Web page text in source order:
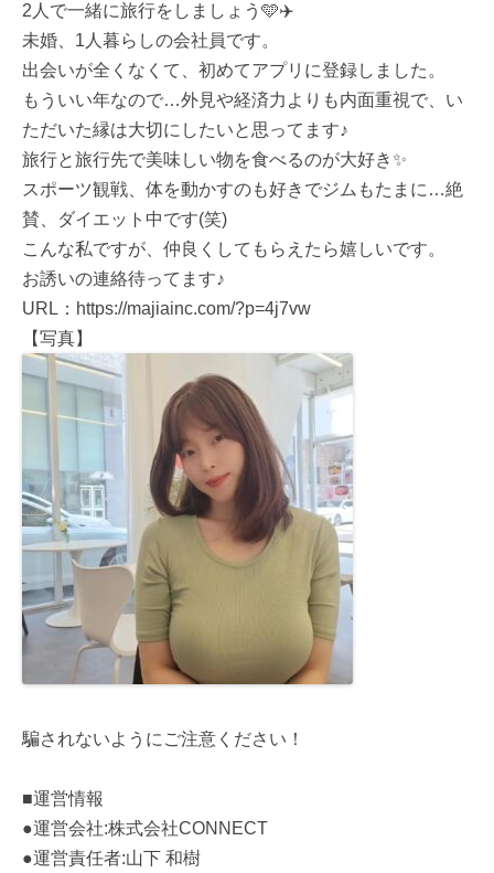
2人で一緒に旅行をしましょう🩵✈️
未婚、1人暮らしの会社員です。
出会いが全くなくて、初めてアプリに登録しました。
もういい年なので…外見や経済力よりも内面重視で、い
ただいた縁は大切にしたいと思ってます♪
旅行と旅行先で美味しい物を食べるのが大好き✨
スポーツ観戦、体を動かすのも好きでジムもたまに…絶
賛、ダイエット中です(笑)
こんな私ですが、仲良くしてもらえたら嬉しいです。
お誘いの連絡待ってます♪
URL：https://majiainc.com/?p=4j7vw
【写真】
騙されないようにご注意ください！
■運営情報
●運営会社:株式会社CONNECT
●運営責任者:山下 和樹